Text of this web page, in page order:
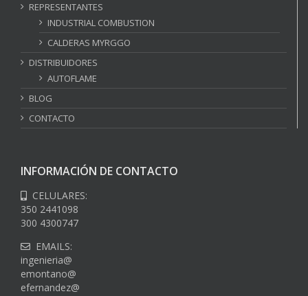
REPRESENTANTES
INDUSTRIAL COMBUSTION
CALDERAS MYRGGO
DISTRIBUIDORES
AUTOFLAME
BLOG
CONTACTO
INFORMACIÓN DE CONTACTO
CELULARES:
350 2441098
300 4300747
EMAILS:
ingenieria@
emontano@
efernandez@